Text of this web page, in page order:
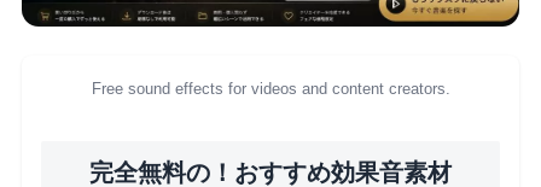
Free sound effects for videos and content creators.
完全無料の！おすすめ効果音素材